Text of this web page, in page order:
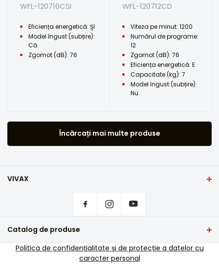
WFL-120716CSI
Eficiența energetică: ŞI
Model îngust (subțire):
Că
Zgomot (dB): 76
WFL-120712CD
Viteza pe minut: 1200
Numărul de programe:
12
Zgomot (dB): 76
Eficiența energetică: E
Capacitate (kg): 7
Model îngust (subțire):
Nu
Încărcați mai multe produse
VIVAX
De unde să cumpărați produsele VIVAX?
Asistență pentru servicii
Asistență de service în afara garanției
Catalog de produse
TV si audio
Politica de confidențialitate și de protecție a datelor cu
caracter personal